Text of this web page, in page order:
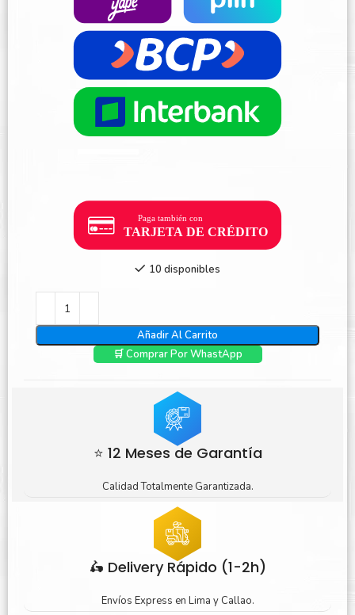
10 disponibles
Añadir Al Carrito
🛒 Comprar Por WhastApp
⭐ 12 Meses de Garantía
Calidad Totalmente Garantizada.
🛵 Delivery Rápido (1-2h)
Envíos Express en Lima y Callao.